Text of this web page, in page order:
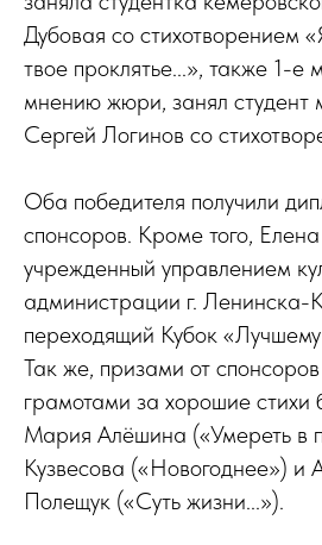
Дубовая со стихотворением
твое проклятье...», также 1-е
мнению жюри, занял студент
Сергей Логинов со
Оба победителя получили
спонсоров. Кроме того,
учрежденный управлением
администрации г. Ленинска-
переходящий Кубок
Так же, призами от
грамотами за хорошие
Мария Алёшина («Умереть в
Кузвесова («Новогоднее») и
Полещук («Суть жизни...»).